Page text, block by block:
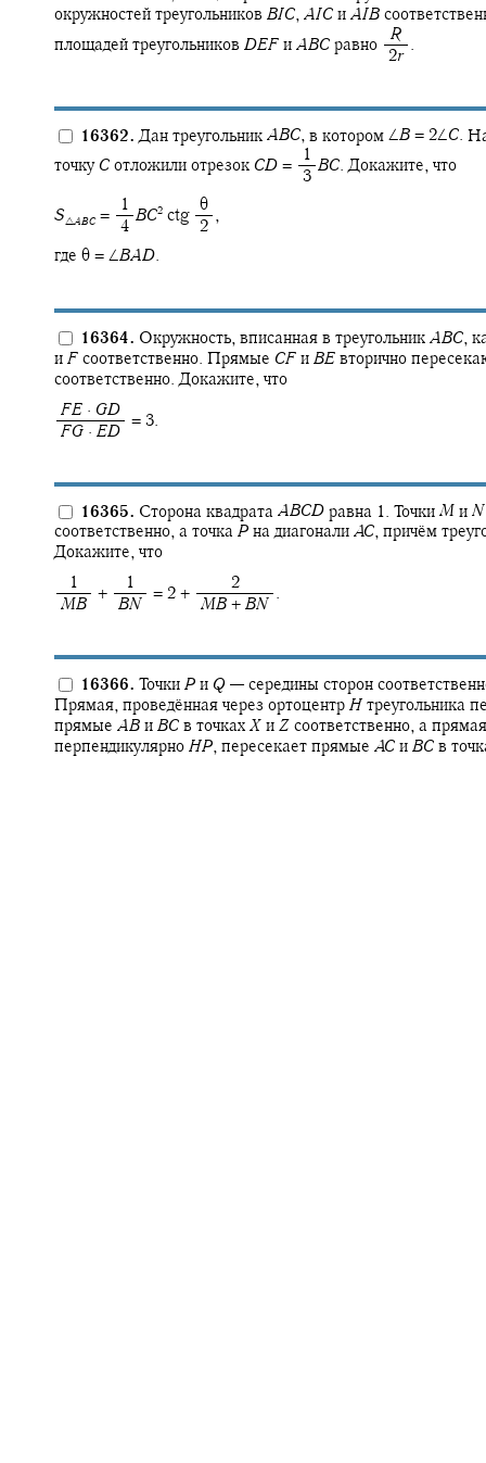
окружностей треугольников BIC, AIC и AIB
площадей треугольников DEF и ABC равно
R
‍ 2r
.
16362. Дан треугольник ABC, в котором ∠B = 2∠C.
точку C отложили отрезок CD = ‍
‍ 1
‍ 3
BC. Докажите, что
S△ABC= ‍
‍ 1
‍ 4
BC2 ctg ‍
‍ θ
‍ 2
,
где θ = ∠BAD.
16364. Окружность, вписанная в треугольник ABC,
и F соответственно. Прямые CF и BE вторично
соответственно. Докажите, что
FE · GD
FG · ED
= 3.
16365. Сторона квадрата ABCD равна 1. Точки M и N
соответственно, а точка P на диагонали AC, причём
Докажите, что
‍ 1
MB
+ ‍
‍ 1
BN
= 2 + ‍
‍ 2
MB + BN
.
16366. Точки P и Q — середины сторон
Прямая, проведённая через ортоцентр H треугольника
прямые AB и BC в точках X и Z соответственно, а
перпендикулярно HP, пересекает прямые AC и BC в